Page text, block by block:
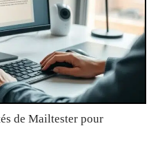
de Mailtester pour